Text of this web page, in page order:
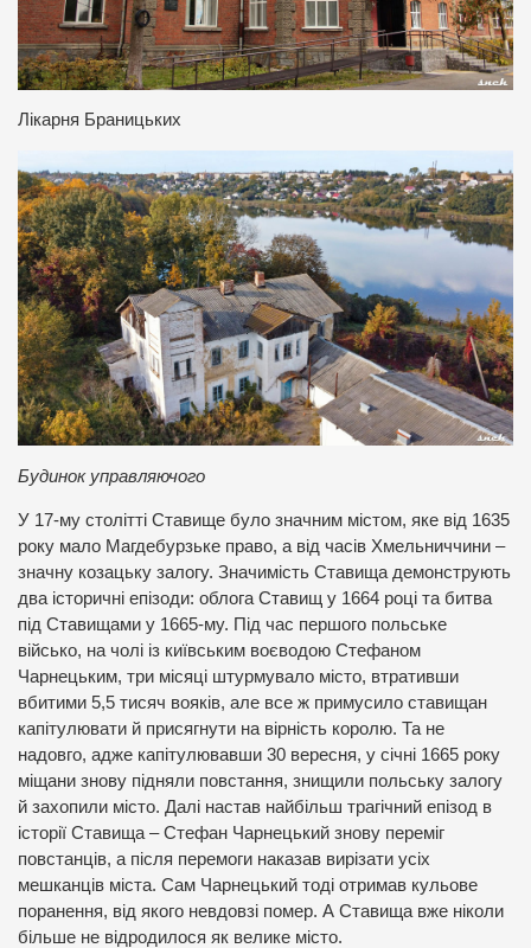
Лікарня Браницьких
Будинок управляючого
У 17-му столітті Ставище було значним містом, яке від 1635
року мало Магдебурзьке право, а від часів Хмельниччини –
значну козацьку залогу. Значимість Ставища демонструють
два історичні епізоди: облога Ставищ у 1664 році та битва
під Ставищами у 1665-му. Під час першого польське
військо, на чолі із київським воєводою Стефаном
Чарнецьким, три місяці штурмувало місто, втративши
вбитими 5,5 тисяч вояків, але все ж примусило ставищан
капітулювати й присягнути на вірність королю. Та не
надовго, адже капітулювавши 30 вересня, у січні 1665 року
міщани знову підняли повстання, знищили польську залогу
й захопили місто. Далі настав найбільш трагічний епізод в
історії Ставища – Стефан Чарнецький знову переміг
повстанців, а після перемоги наказав вирізати усіх
мешканців міста. Сам Чарнецький тоді отримав кульове
поранення, від якого невдовзі помер. А Ставища вже ніколи
більше не відродилося як велике місто.